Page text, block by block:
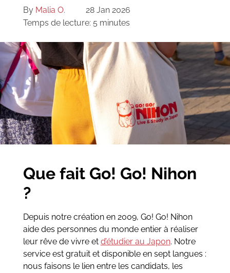
By Malia O.
28 Jan 2026
Temps de lecture: 5 minutes
Que fait Go! Go! Nihon
?
Depuis notre création en 2009, Go! Go! Nihon
aide des personnes du monde entier à réaliser
leur rêve de vivre et d’étudier au Japon. Notre
service est gratuit et disponible en sept langues :
nous faisons le lien entre les candidats, les